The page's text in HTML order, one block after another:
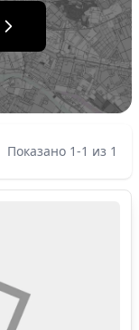
Показано 1-1 из 1